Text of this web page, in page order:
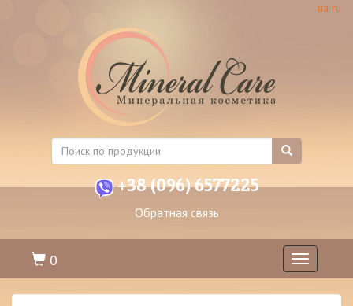
ua ru
+38 (096) 6577225
Обратная связь
Toggle
navigation
0